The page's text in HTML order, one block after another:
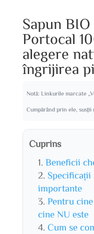
Sapun
Portocal
alegere
îngrijirea
Notă: Linkurile marcate
Cumpărând prin ele,
Cuprins
Beneficii
importante
Pentru
cine NU este
Cum se